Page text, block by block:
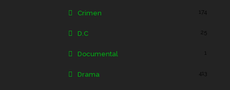
Crimen 174
D.C 25
Documental 1
Drama 413